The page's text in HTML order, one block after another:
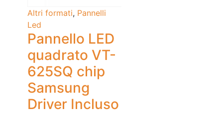
Altri formati, Pannelli
Led
Pannello LED
quadrato VT-
625SQ chip
Samsung
Driver Incluso